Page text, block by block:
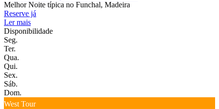
Melhor Noite típica no Funchal, Madeira
Reserve já
Ler mais
Disponibilidade
Seg.
Ter.
Qua.
Qui.
Sex.
Sáb.
Dom.
West Tour